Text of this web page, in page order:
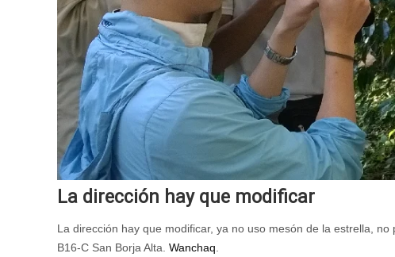
La dirección hay que modificar
La dirección hay que modificar, ya no uso mesón de la estrella,
B16-C San Borja Alta. Wanchaq